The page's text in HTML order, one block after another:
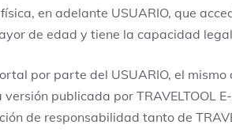
en adelante USUARIO, que
de edad y tiene la capacidad
por parte del USUARIO, el
publicada por TRAVELTOOL
de responsabilidad tanto de